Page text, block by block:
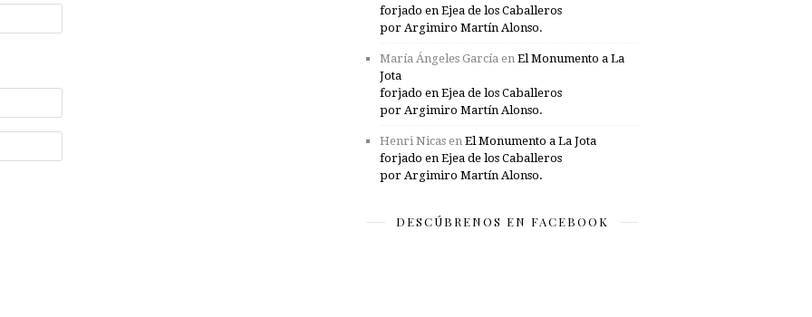
forjado en Ejea de los Caballeros
por Argimiro Martín Alonso.
María Ángeles García en El Monumento a La
Jota
forjado en Ejea de los Caballeros
por Argimiro Martín Alonso.
Henri Nicas en El Monumento a La Jota
forjado en Ejea de los Caballeros
por Argimiro Martín Alonso.
DESCÚBRENOS EN FACEBOOK